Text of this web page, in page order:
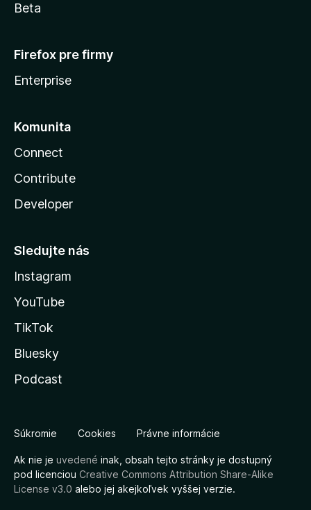
Beta
Firefox pre firmy
Enterprise
Komunita
Connect
Contribute
Developer
Sledujte nás
Instagram
YouTube
TikTok
Bluesky
Podcast
Súkromie Cookies Právne informácie
Ak nie je uvedené inak, obsah tejto stránky je dostupný
pod licenciou Creative Commons Attribution Share-Alike
License v3.0 alebo jej akejkoľvek vyššej verzie.